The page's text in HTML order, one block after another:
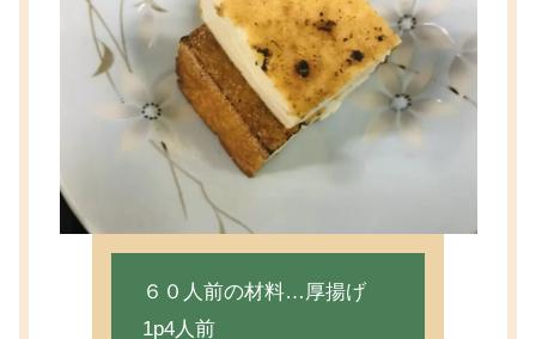
６０人前の材料…厚揚げ
1p4人前